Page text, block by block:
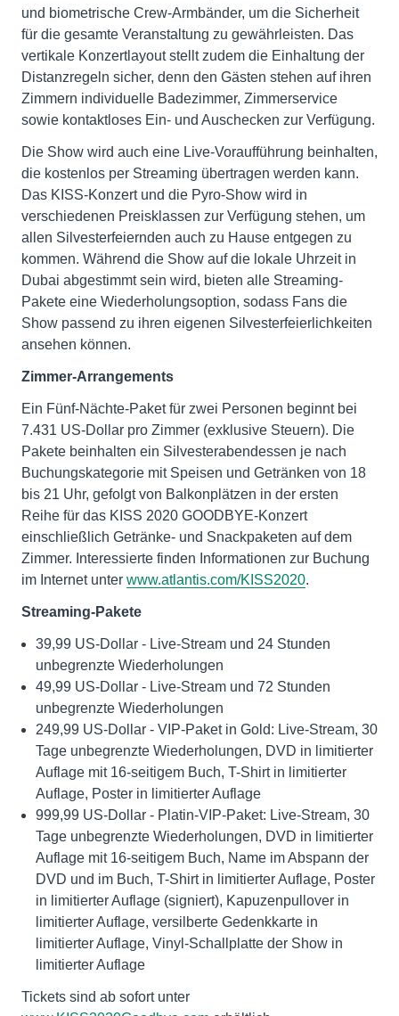
und biometrische Crew-Armbänder, um die Sicherheit
für die gesamte Veranstaltung zu gewährleisten. Das
vertikale Konzertlayout stellt zudem die Einhaltung der
Distanzregeln sicher, denn den Gästen stehen auf ihren
Zimmern individuelle Badezimmer, Zimmerservice
sowie kontaktloses Ein- und Auschecken zur Verfügung.
Die Show wird auch eine Live-Voraufführung beinhalten,
die kostenlos per Streaming übertragen werden kann.
Das KISS-Konzert und die Pyro-Show wird in
verschiedenen Preisklassen zur Verfügung stehen, um
allen Silvesterfeiernden auch zu Hause entgegen zu
kommen. Während die Show auf die lokale Uhrzeit in
Dubai abgestimmt sein wird, bieten alle Streaming-
Pakete eine Wiederholungsoption, sodass Fans die
Show passend zu ihren eigenen Silvesterfeierlichkeiten
ansehen können.
Zimmer-Arrangements
Ein Fünf-Nächte-Paket für zwei Personen beginnt bei
7.431 US-Dollar pro Zimmer (exklusive Steuern). Die
Pakete beinhalten ein Silvesterabendessen je nach
Buchungskategorie mit Speisen und Getränken von 18
bis 21 Uhr, gefolgt von Balkonplätzen in der ersten
Reihe für das KISS 2020 GOODBYE-Konzert
einschließlich Getränke- und Snackpaketen auf dem
Zimmer. Interessierte finden Informationen zur Buchung
im Internet unter www.atlantis.com/KISS2020.
Streaming-Pakete
39,99 US-Dollar - Live-Stream und 24 Stunden
unbegrenzte Wiederholungen
49,99 US-Dollar - Live-Stream und 72 Stunden
unbegrenzte Wiederholungen
249,99 US-Dollar - VIP-Paket in Gold: Live-Stream, 30
Tage unbegrenzte Wiederholungen, DVD in limitierter
Auflage mit 16-seitigem Buch, T-Shirt in limitierter
Auflage, Poster in limitierter Auflage
999,99 US-Dollar - Platin-VIP-Paket: Live-Stream, 30
Tage unbegrenzte Wiederholungen, DVD in limitierter
Auflage mit 16-seitigem Buch, Name im Abspann der
DVD und im Buch, T-Shirt in limitierter Auflage, Poster
in limitierter Auflage (signiert), Kapuzenpullover in
limitierter Auflage, versilberte Gedenkkarte in
limitierter Auflage, Vinyl-Schallplatte der Show in
limitierter Auflage
Tickets sind ab sofort unter